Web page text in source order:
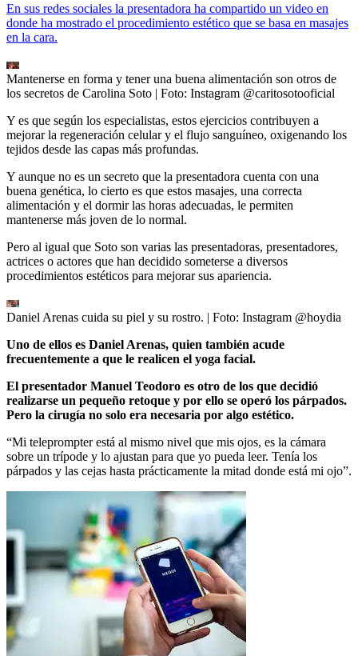
En sus redes sociales la presentadora ha compartido un video en
donde ha mostrado el procedimiento estético que se basa en masajes
en la cara.
Mantenerse en forma y tener una buena alimentación son otros de
los secretos de Carolina Soto | Foto: Instagram @caritosotooficial
Y es que según los especialistas, estos ejercicios contribuyen a
mejorar la regeneración celular y el flujo sanguíneo, oxigenando los
tejidos desde las capas más profundas.
Y aunque no es un secreto que la presentadora cuenta con una
buena genética, lo cierto es que estos masajes, una correcta
alimentación y el dormir las horas adecuadas, le permiten
mantenerse más joven de lo normal.
Pero al igual que Soto son varias las presentadoras, presentadores,
actrices o actores que han decidido someterse a diversos
procedimientos estéticos para mejorar sus apariencia.
Daniel Arenas cuida su piel y su rostro. | Foto: Instagram @hoydia
Uno de ellos es Daniel Arenas, quien también acude
frecuentemente a que le realicen el yoga facial.
El presentador Manuel Teodoro es otro de los que decidió
realizarse un pequeño retoque y por ello se operó los párpados.
Pero la cirugía no solo era necesaria por algo estético.
“Mi teleprompter está al mismo nivel que mis ojos, es la cámara
sobre un trípode y lo ajustan para que yo pueda leer. Tenía los
párpados y las cejas hasta prácticamente la mitad donde está mi ojo”.